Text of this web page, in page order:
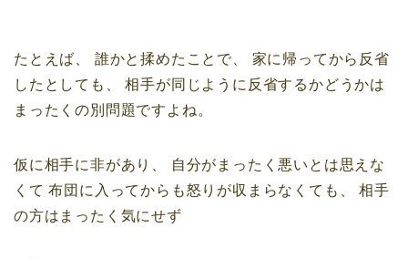
たとえば、 誰かと揉めたことで、
家に帰ってから反省
したとしても、
相手が同じように反省するかどうかは
まったくの別問題ですよね。
仮に相手に非があり、
自分がまったく悪いとは思えな
くて 布団に入ってからも怒りが収まらなくても、
相手
の方はまったく気にせず